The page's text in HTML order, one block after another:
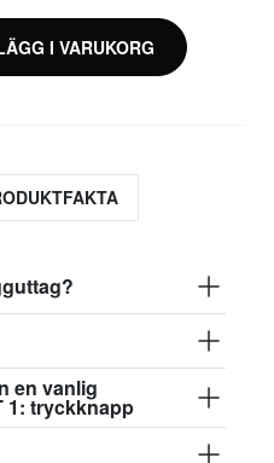
1 026 kr
b.F
universalregulator
I VARUKORG
en vanlig
1: tryckknapp